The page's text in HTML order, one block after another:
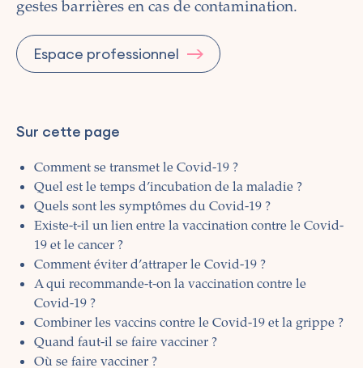
gestes barrières en cas de contamination.
Espace professionnel
Sur cette page
Comment se transmet le Covid-19 ?
Quel est le temps d’incubation de la maladie ?
Quels sont les symptômes du Covid-19 ?
Existe-t-il un lien entre la vaccination contre le Covid-
19 et le cancer ?
Comment éviter d’attraper le Covid-19 ?
A qui recommande-t-on la vaccination contre le
Covid-19 ?
Combiner les vaccins contre le Covid-19 et la grippe ?
Quand faut-il se faire vacciner ?
Où se faire vacciner ?